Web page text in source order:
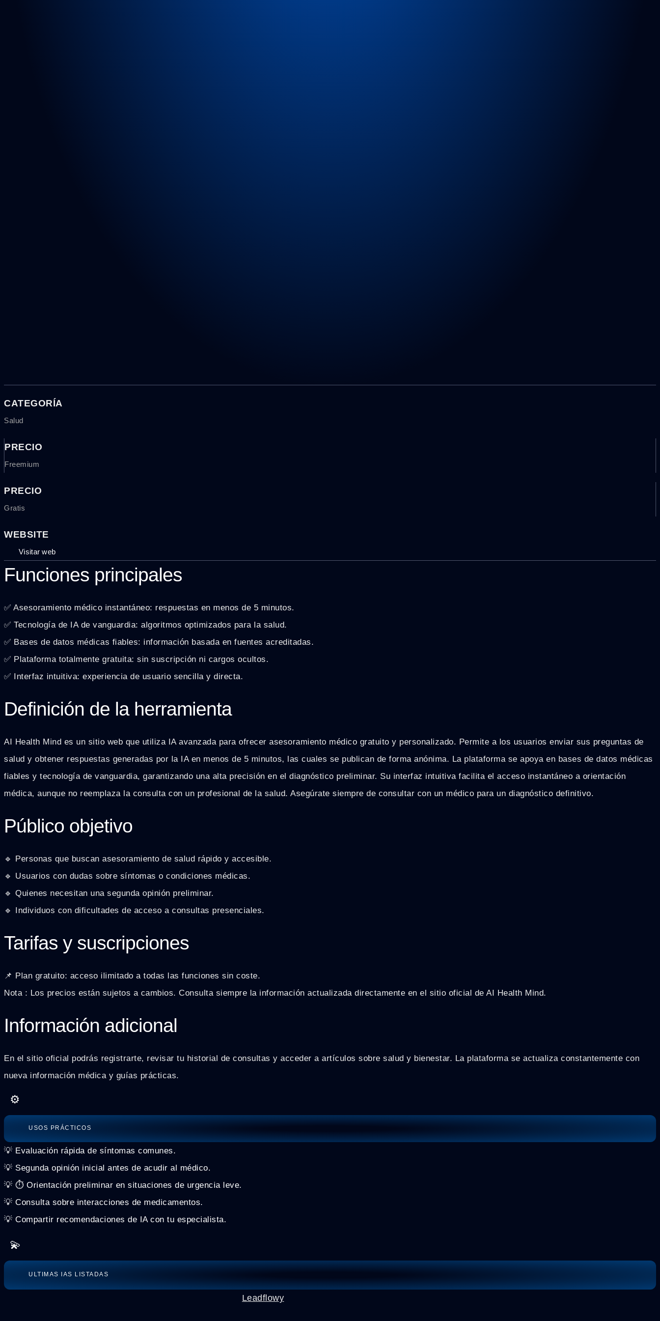
CATEGORÍA
Salud
PRECIO
Freemium
PRECIO
Gratis
WEBSITE
Visitar web
Funciones principales
✅ Asesoramiento médico instantáneo: respuestas en menos de 5 minutos.
✅ Tecnología de IA de vanguardia: algoritmos optimizados para la salud.
✅ Bases de datos médicas fiables: información basada en fuentes acreditadas.
✅ Plataforma totalmente gratuita: sin suscripción ni cargos ocultos.
✅ Interfaz intuitiva: experiencia de usuario sencilla y directa.
Definición de la herramienta
AI Health Mind es un sitio web que utiliza IA avanzada para ofrecer asesoramiento médico gratuito y personalizado. Permite a los usuarios enviar sus preguntas de
salud y obtener respuestas generadas por la IA en menos de 5 minutos, las cuales se publican de forma anónima. La plataforma se apoya en bases de datos médicas
fiables y tecnología de vanguardia, garantizando una alta precisión en el diagnóstico preliminar. Su interfaz intuitiva facilita el acceso instantáneo a orientación
médica, aunque no reemplaza la consulta con un profesional de la salud. Asegúrate siempre de consultar con un médico para un diagnóstico definitivo.
Público objetivo
🔹 Personas que buscan asesoramiento de salud rápido y accesible.
🔹 Usuarios con dudas sobre síntomas o condiciones médicas.
🔹 Quienes necesitan una segunda opinión preliminar.
🔹 Individuos con dificultades de acceso a consultas presenciales.
Tarifas y suscripciones
📌 Plan gratuito: acceso ilimitado a todas las funciones sin coste.
Nota : Los precios están sujetos a cambios. Consulta siempre la información actualizada directamente en el sitio oficial de AI Health Mind.
Información adicional
En el sitio oficial podrás registrarte, revisar tu historial de consultas y acceder a artículos sobre salud y bienestar. La plataforma se actualiza constantemente con
nueva información médica y guías prácticas.
⚙️
USOS PRÁCTICOS
💡 Evaluación rápida de síntomas comunes.
💡 Segunda opinión inicial antes de acudir al médico.
💡 ⏱️ Orientación preliminar en situaciones de urgencia leve.
💡 Consulta sobre interacciones de medicamentos.
💡 Compartir recomendaciones de IA con tu especialista.
💫
ULTIMAS IAS LISTADAS
Leadflowy